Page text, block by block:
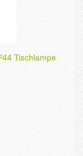
Tischlampe